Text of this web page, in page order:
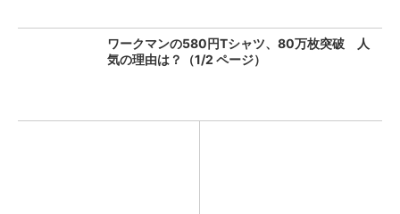
ワークマンの580円Tシャツ、80万枚突破 人
気の理由は？（1/2 ページ）